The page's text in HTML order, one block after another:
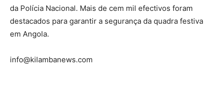
da Polícia Nacional. Mais de cem mil efectivos foram
destacados para garantir a segurança da quadra festiva
em Angola.
info@kilambanews.com